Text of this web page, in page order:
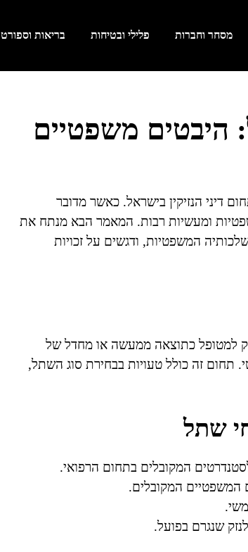
מסחר וחברות פלילי ובטיחות בריאות וספורט
היבטים משפטיים
דיני הנזיקין בישראל. כאשר מדובר
ומעשיות רבות. המאמר הבא מנתח את
המשפטיות, ודגשים על זכויות
למטופל כתוצאה ממעשה או מחדל של
תחום זה כולל טעויות בבחירת סוג השתל,
שתל
המקובלים בתחום הרפואי.
המשפטיים המקובלים.
שנגרם בפועל.